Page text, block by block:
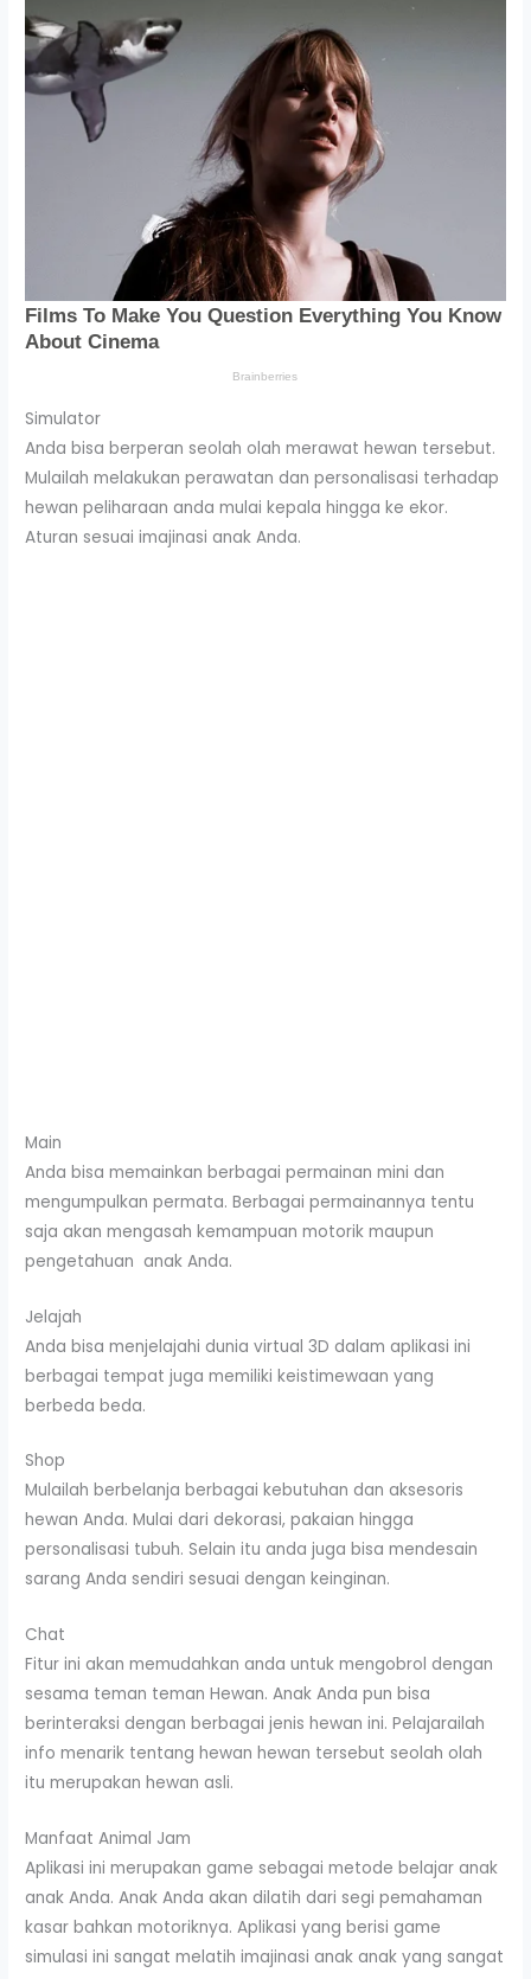
Simulator
Anda bisa berperan seolah olah merawat hewan tersebut.
Mulailah melakukan perawatan dan personalisasi terhadap
hewan peliharaan anda mulai kepala hingga ke ekor.
Aturan sesuai imajinasi anak Anda.
Main
Anda bisa memainkan berbagai permainan mini dan
mengumpulkan permata. Berbagai permainannya tentu
saja akan mengasah kemampuan motorik maupun
pengetahuan anak Anda.
Jelajah
Anda bisa menjelajahi dunia virtual 3D dalam aplikasi ini
berbagai tempat juga memiliki keistimewaan yang
berbeda beda.
Shop
Mulailah berbelanja berbagai kebutuhan dan aksesoris
hewan Anda. Mulai dari dekorasi, pakaian hingga
personalisasi tubuh. Selain itu anda juga bisa mendesain
sarang Anda sendiri sesuai dengan keinginan.
Chat
Fitur ini akan memudahkan anda untuk mengobrol dengan
sesama teman teman Hewan. Anak Anda pun bisa
berinteraksi dengan berbagai jenis hewan ini. Pelajarailah
info menarik tentang hewan hewan tersebut seolah olah
itu merupakan hewan asli.
Manfaat Animal Jam
Aplikasi ini merupakan game sebagai metode belajar anak
anak Anda. Anak Anda akan dilatih dari segi pemahaman
kasar bahkan motoriknya. Aplikasi yang berisi game
simulasi ini sangat melatih imajinasi anak anak yang sangat